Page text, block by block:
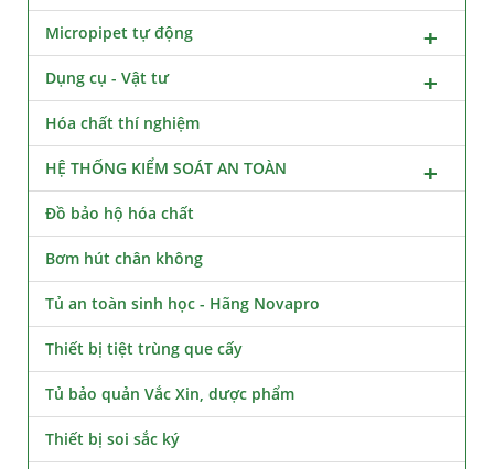
Micropipet tự động
Dụng cụ - Vật tư
Hóa chất thí nghiệm
HỆ THỐNG KIỂM SOÁT AN TOÀN
Đồ bảo hộ hóa chất
Bơm hút chân không
Tủ an toàn sinh học - Hãng Novapro
Thiết bị tiệt trùng que cấy
Tủ bảo quản Vắc Xin, dược phẩm
Thiết bị soi sắc ký